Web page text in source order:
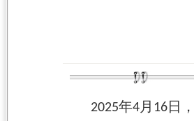
2025年4月 16日